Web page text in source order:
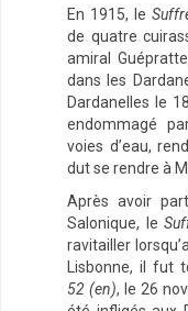
En 1915, le
de quatre
amiral
dans les
Dardanelles le
endommagé
voies d’eau,
dut se rendre à
Après avoir
Salonique, le
ravitailler
Lisbonne, il fut
52 (en), le 26